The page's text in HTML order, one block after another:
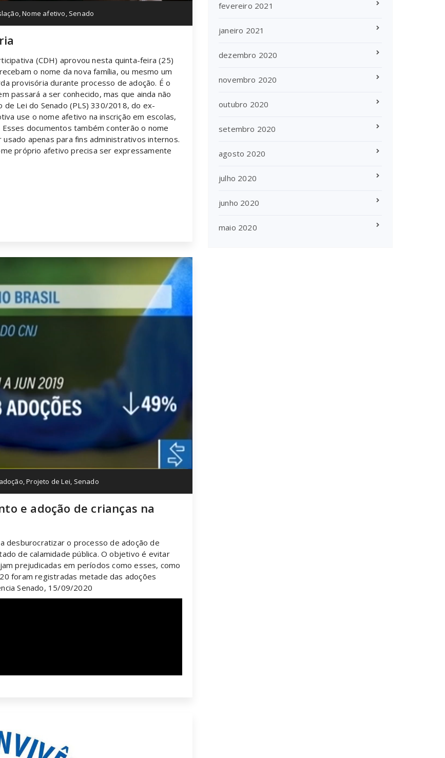
,Nome afetivo Senado
(CDH) aprovou nesta quinta-feira (25)
o nome da nova família, ou mesmo um
provisória durante processo de adoção. É o
passará a ser conhecido, mas que ainda não
Lei do Senado (PLS) 330/2018, do ex-
use o nome afetivo na inscrição em escolas,
documentos também conterão o nome
apenas para fins administrativos internos.
próprio afetivo precisa ser expressamente
,Projeto de Lei, Senado
e adoção de crianças na
desburocratizar o processo de adoção de
de calamidade pública. O objetivo é evitar
prejudicadas em períodos como esses, como
foram registradas metade das adoções
Senado, 15/09/2020
fevereiro 2021
janeiro 2021
dezembro 2020
novembro 2020
outubro 2020
setembro 2020
agosto 2020
julho 2020
junho 2020
maio 2020